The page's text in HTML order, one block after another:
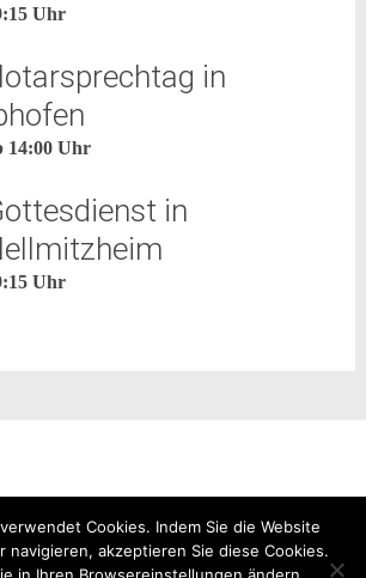
Uhr
in
14:00 Uhr
in
Uhr
Cookies. Indem Sie die Website
navigieren, akzeptieren Sie diese Cookies.